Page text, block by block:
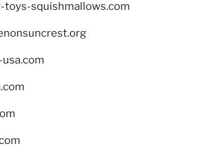
squishmallows.com